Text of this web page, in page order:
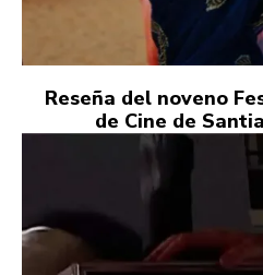
Reseña del noveno
de Cine de